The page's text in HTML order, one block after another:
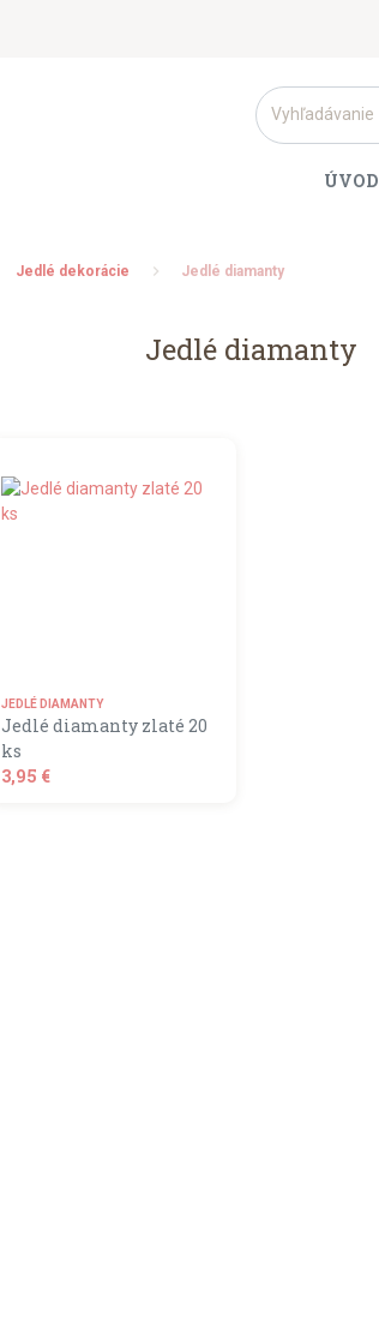
ÚVOD
Jedlé dekorácie Jedlé diamanty
Jedlé diamanty
JEDLÉ DIAMANTY
Jedlé diamanty zlaté 20
ks
3,95 €